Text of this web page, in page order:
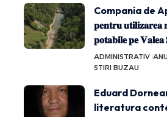
Compania de
𝐩𝐞𝐧𝐭𝐫𝐮 𝐮𝐭𝐢𝐥𝐢𝐳𝐚𝐫𝐞𝐚
𝐩𝐨𝐭𝐚𝐛𝐢𝐥𝐞 𝐩𝐞 𝐕𝐚𝐥𝐞𝐚
ADMINISTRATIV
STIRI BUZAU
Eduard
literatura